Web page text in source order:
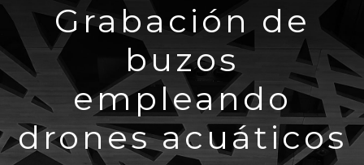
Grabación de
buzos
empleando
drones acuáticos